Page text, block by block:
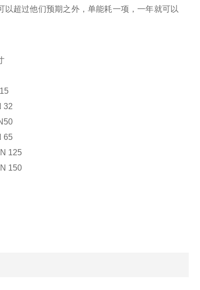
以超过他们预期之外，单能耗一项，一年就可以
32
65
125
150